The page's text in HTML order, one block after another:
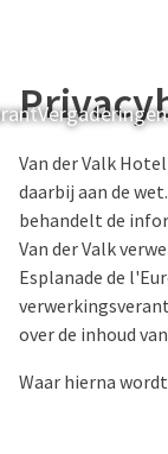
Van der Valk
daarbij aan de
behandelt de
Van der Valk
Esplanade de
over de inhoud
Waar hierna